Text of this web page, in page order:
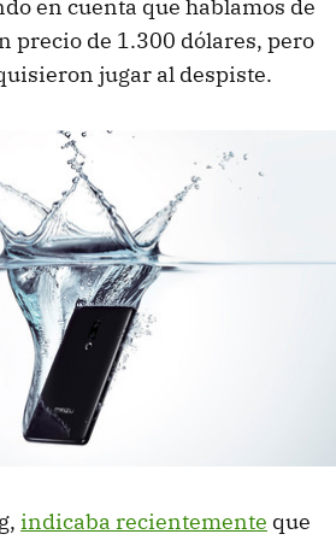
en cuenta que hablamos de
precio de 1.300 dólares, pero
jugar al despiste.
indicaba recientemente que